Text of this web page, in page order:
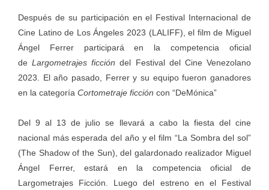
Después de su participación en el Festival Internacional de
Cine Latino de Los Ángeles 2023 (LALIFF), el film de Miguel
Ángel Ferrer participará en la competencia oficial
deLargometrajes ficción del Festival del Cine Venezolano
2023. El año pasado, Ferrer y su equipo fueron ganadores
en la categoría Cortometraje ficción con “DeMónica”
Del 9 al 13 de julio se llevará a cabo la fiesta del cine
nacional más esperada del año y el film “La Sombra del sol”
(The Shadow of the Sun), del galardonado realizador Miguel
Ángel Ferrer, estará en la competencia oficial de
Largometrajes Ficción. Luego del estreno en el Festival